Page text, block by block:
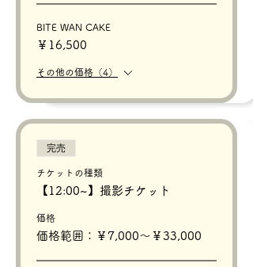
BITE WAN CAKE
￥16,500
その他の価格（4）
完売
チケットの種類
【12:00~】撮影チケット
価格
価格範囲：￥7,000〜￥33,000